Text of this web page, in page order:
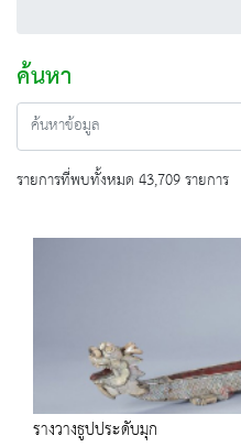
ค้นหา
รายการที่พบทั้งหมด 43,709 รายการ
รางวางธูปประดับมุก